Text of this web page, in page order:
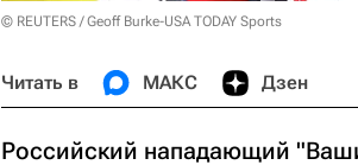
© REUTERS / Geoff Burke-USA TODAY Sports
Читать в МАКС Дзен
Российский нападающий